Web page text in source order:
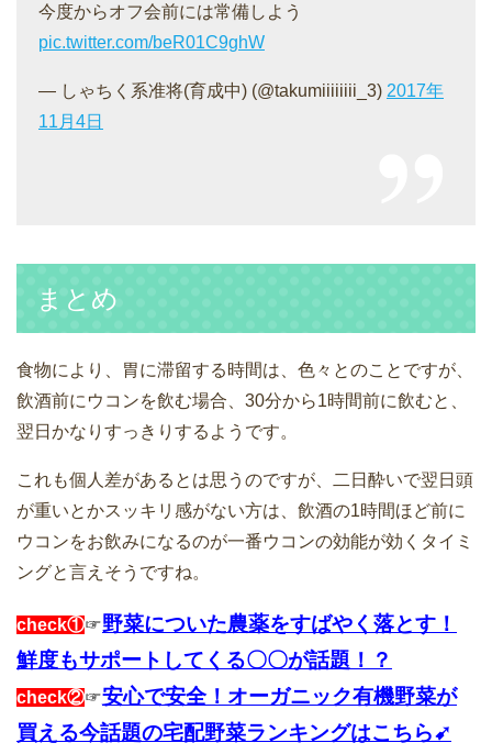
今度からオフ会前には常備しよう
pic.twitter.com/beR01C9ghW
— しゃちく系准将(育成中) (@takumiiiiiiii_3) 2017年
11月4日
まとめ
食物により、胃に滞留する時間は、色々とのことですが、
飲酒前にウコンを飲む場合、30分から1時間前に飲むと、
翌日かなりすっきりするようです。
これも個人差があるとは思うのですが、二日酔いで翌日頭
が重いとかスッキリ感がない方は、飲酒の1時間ほど前に
ウコンをお飲みになるのが一番ウコンの効能が効くタイミ
ングと言えそうですね。
check①☞野菜についた農薬をすばやく落とす！
鮮度もサポートしてくる〇〇が話題！？
check②☞安心で安全！オーガニック有機野菜が
買える今話題の宅配野菜ランキングはこちら➹